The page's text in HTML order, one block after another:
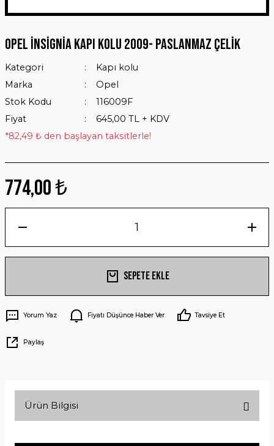
Opel İnsignia Kapı Kolu 2009- Paslanmaz Çelik
Kategori
Kapı kolu
Marka
Opel
Stok Kodu
116009F
Fiyat
645,00 TL + KDV
*82,49 ₺ den başlayan taksitlerle!
774,00 ₺
Sepete Ekle
Yorum Yaz Fiyatı Düşünce Haber Ver Tavsiye Et
Paylaş
Ürün Bilgisi